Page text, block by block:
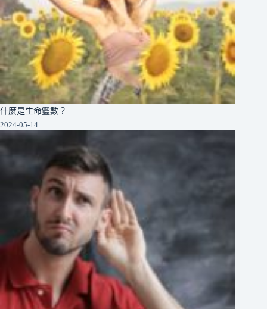
什麼是生命靈數？
2024-05-14